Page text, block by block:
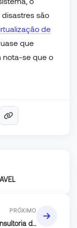
são
de
que
nota-se que o
PRÓXIMO
de